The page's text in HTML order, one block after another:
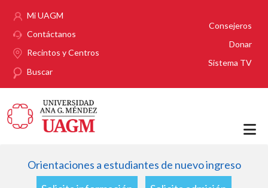
Mi UAGM
Contáctanos
Recintos y Centros
Buscar
Consejeros
Donar
Sistema TV
Orientaciones a estudiantes de nuevo ingreso